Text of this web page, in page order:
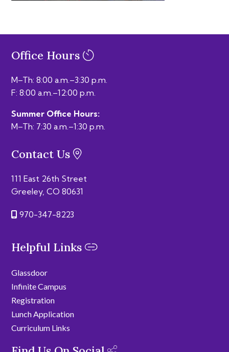
Office Hours
M–Th: 8:00 a.m.–3:30 p.m.
F: 8:00 a.m.–12:00 p.m.
Summer Office Hours:
M–Th: 7:30 a.m.–1:30 p.m.
Contact Us
111 East 26th Street
Greeley, CO 80631
970-347-8223
Helpful Links
Glassdoor
Infinite Campus
Registration
Lunch Application
Curriculum Links